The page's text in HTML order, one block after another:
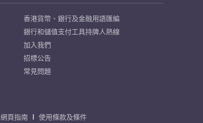
香港貨幣、銀行及金融用語匯編
銀行和儲值支付工具持牌人熱線
加入我們
招標公告
常見問題
網頁指南 使用條款及條件